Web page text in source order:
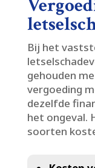
Bij het
gehouden
vergoeding
dezelfde
het ongeval.​
soorten